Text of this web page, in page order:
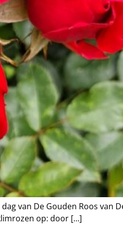
van De Gouden Roos van
op: door […]